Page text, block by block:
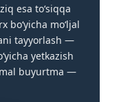
esa to‘siqqa
bo‘yicha mo‘ljal
tayyorlash —
yetkazish
buyurtma —